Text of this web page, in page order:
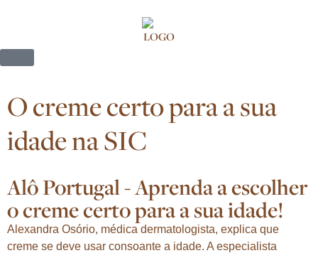
O creme certo para a sua
idade na SIC
Alô Portugal - Aprenda a escolher
o creme certo para a sua idade!
Alexandra Osório, médica dermatologista, explica que
creme se deve usar consoante a idade. A especialista